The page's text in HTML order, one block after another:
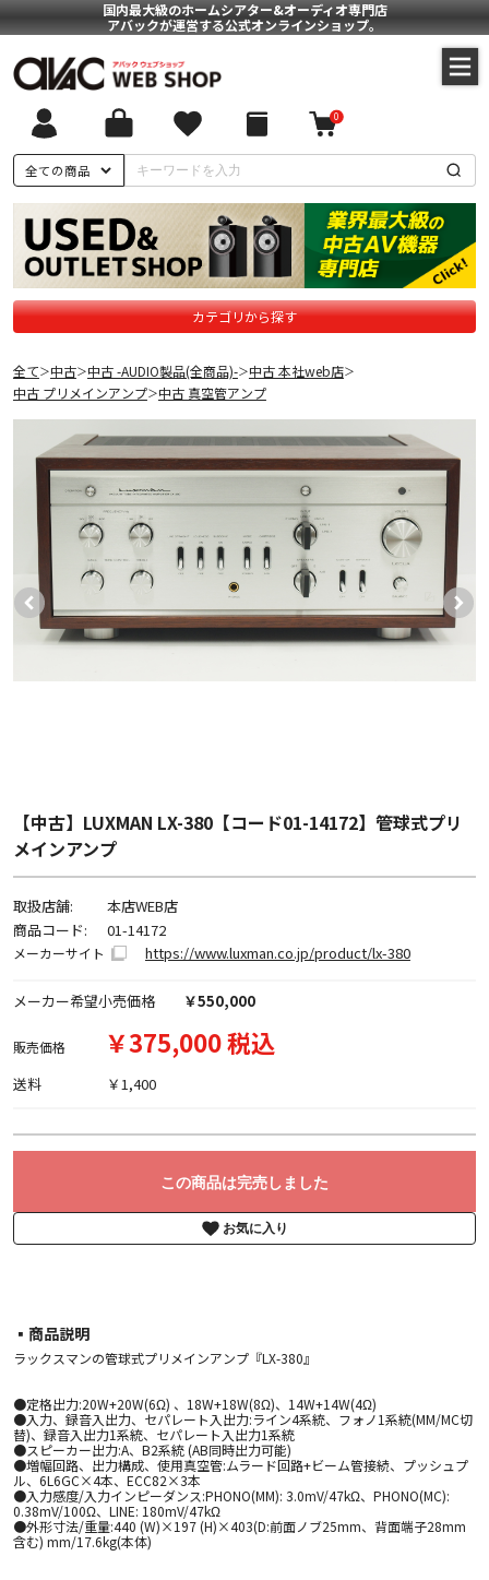
国内最大級のホームシアター&オーディオ専門店
アバックが運営する公式オンラインショップ。
全ての商品
0
カテゴリから探す
全て＞中古＞中古 -AUDIO製品(全商品)-＞中古 本社web店＞
中古 プリメインアンプ＞中古 真空管アンプ
【中古】LUXMAN LX-380【コード01-14172】管球式プリ
メインアンプ
取扱店舗:
本店WEB店
商品コード:
01-14172
メーカーサイト https://www.luxman.co.jp/product/lx-380
メーカー希望小売価格 ￥550,000
販売価格 ￥375,000 税込
送料 ￥1,400
この商品は完売しました
お気に入り
▪︎商品説明
ラックスマンの管球式プリメインアンプ『LX-380』
●定格出力:20W+20W(6Ω) 、18W+18W(8Ω)、14W+14W(4Ω)
●入力、録音入出力、セパレート入出力:ライン4系統、フォノ1系統(MM/MC切
替)、録音入出力1系統、セパレート入出力1系統
●スピーカー出力:A、B2系統 (AB同時出力可能)
●増幅回路、出力構成、使用真空管:ムラード回路+ビーム管接続、プッシュプ
ル、6L6GC×4本、ECC82×3本
●入力感度/入力インピーダンス:PHONO(MM): 3.0mV/47kΩ、PHONO(MC):
0.38mV/100Ω、LINE: 180mV/47kΩ
●外形寸法/重量:440 (W)×197 (H)×403(D:前面ノブ25mm、背面端子28mm
含む) mm/17.6kg(本体)